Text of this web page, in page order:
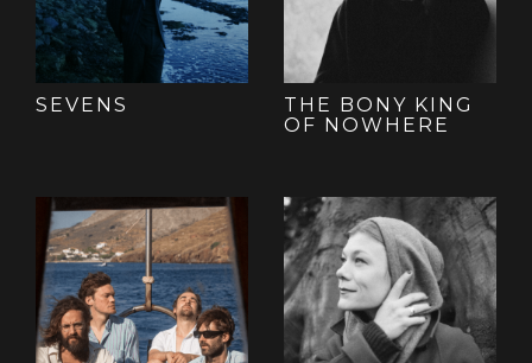
SEVENS
THE BONY KING
OF NOWHERE